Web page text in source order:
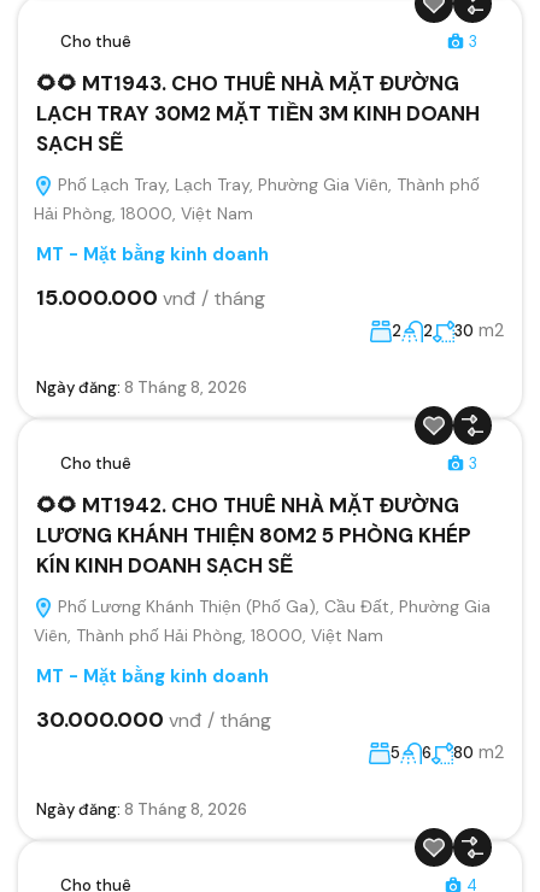
Cho thuê 3
🌻🌻 MT1943. CHO THUÊ NHÀ MẶT ĐƯỜNG
LẠCH TRAY 30M2 MẶT TIỀN 3M KINH DOANH
SẠCH SẼ
Phố Lạch Tray, Lạch Tray, Phường Gia Viên, Thành phố
Hải Phòng, 18000, Việt Nam
MT - Mặt bằng kinh doanh
15.000.000 vnđ / tháng
2 2 30 m2
Ngày đăng: 8 Tháng 8, 2026
Cho thuê 3
🌻🌻 MT1942. CHO THUÊ NHÀ MẶT ĐƯỜNG
LƯƠNG KHÁNH THIỆN 80M2 5 PHÒNG KHÉP
KÍN KINH DOANH SẠCH SẼ
Phố Lương Khánh Thiện (Phố Ga), Cầu Đất, Phường Gia
Viên, Thành phố Hải Phòng, 18000, Việt Nam
MT - Mặt bằng kinh doanh
30.000.000 vnđ / tháng
5 6 80 m2
Ngày đăng: 8 Tháng 8, 2026
Cho thuê 4